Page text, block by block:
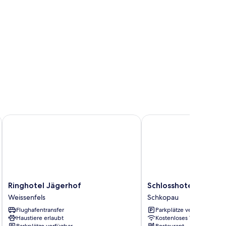
Ringhotel
Jägerhof
Weissenfels
Ringhotel Jägerhof
Weissenfels
Flughafentransfer
Haustiere erlaubt
Ringhotel Jägerhof
Schlosshotel
Schkopau
Schkopau
Schlosshotel
Schkopau
Parkplätze verfügbar
Kostenloses WLAN
Schlosshotel Schkopau